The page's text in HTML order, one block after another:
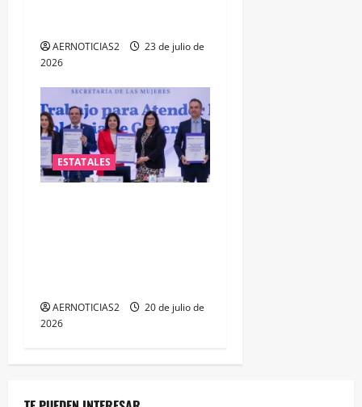
AERNOTICIAS2
23 de julio de
2026
ESTATALES
AERNOTICIAS2
20 de julio de
2026